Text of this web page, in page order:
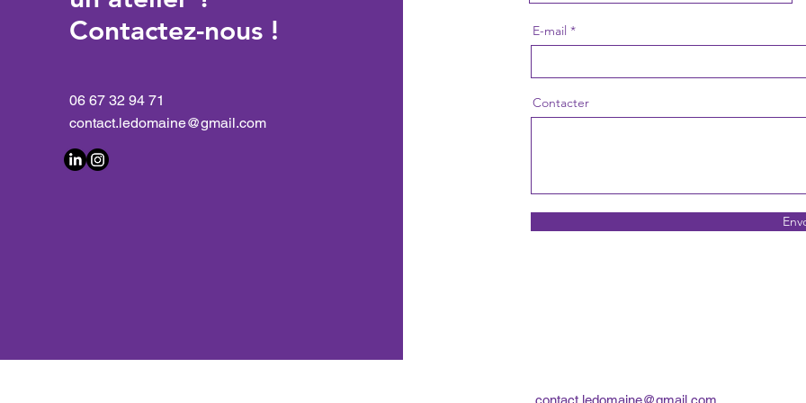
Contactez-nous !
06 67 32 94 71
contact.ledomaine@gmail.com
E-mail
Contacter
contact.ledomaine@gmail.com